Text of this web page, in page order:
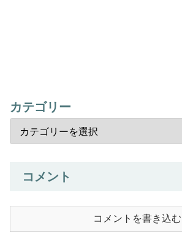
カテゴリー
コメント
コメントを書き込む